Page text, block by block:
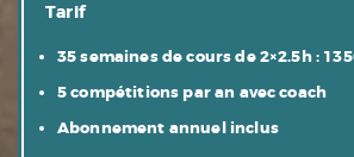
Tarif
35 semaines de cours de 2×2.5h :
5 compétitions par an avec coach
Abonnement annuel inclus